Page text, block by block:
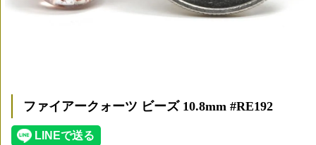
ファイアークォーツ ビーズ 10.8mm #RE192